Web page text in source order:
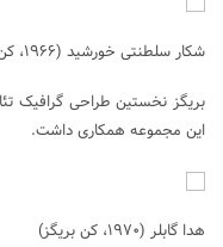
شکار سلطنتی خورشید (۱۹۶۶، کن بریگز)
بریگز نخستین طراحی گرافیک
این مجموعه همکاری داشت.
هدا گابلر (۱۹۷۰، کن بریگز)